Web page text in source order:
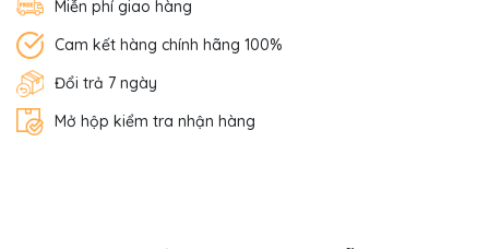
Miễn phí giao hàng
Cam kết hàng chính hãng 100%
Đổi trả 7 ngày
Mở hộp kiểm tra nhận hàng